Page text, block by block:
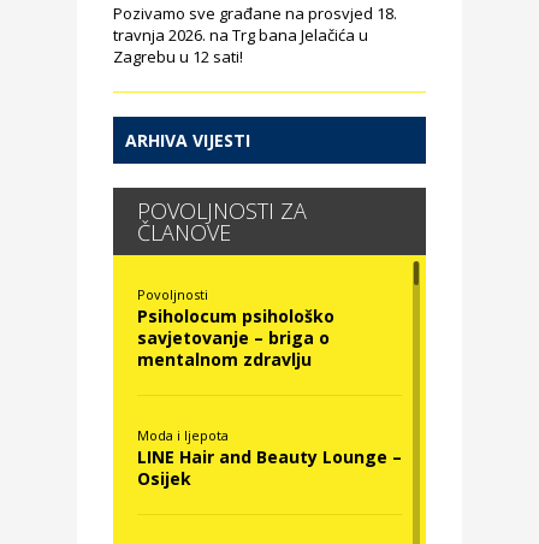
Pozivamo sve građane na prosvjed 18.
travnja 2026. na Trg bana Jelačića u
Zagrebu u 12 sati!
ARHIVA VIJESTI
POVOLJNOSTI ZA
ČLANOVE
Povoljnosti
Psiholocum psihološko
savjetovanje – briga o
mentalnom zdravlju
Moda i ljepota
LINE Hair and Beauty Lounge –
Osijek